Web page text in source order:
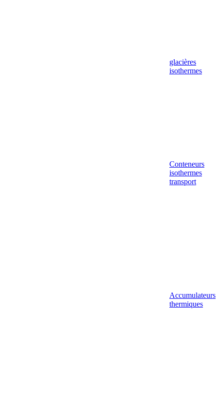
glacières
isothermes
Conteneurs
isothermes
transport
Accumulateurs
thermiques